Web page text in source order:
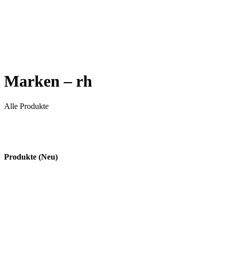
Marken – rh
Alle Produkte
Produkte (Neu)